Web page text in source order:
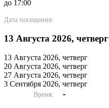
до 17:00
Дата посещения:
13 Августа 2026, четверг
13 Августа 2026, четверг
20 Августа 2026, четверг
27 Августа 2026, четверг
3 Сентября 2026, четверг
Время: -